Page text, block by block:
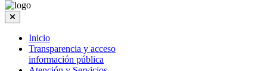
Inicio
Transparencia y acceso
información pública